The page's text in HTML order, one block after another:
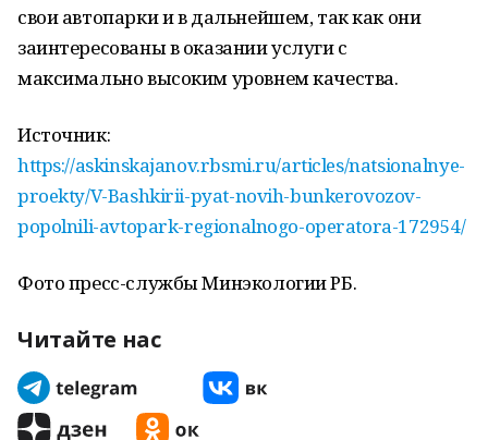
свои автопарки и в дальнейшем, так как они
заинтересованы в оказании услуги с
максимально высоким уровнем качества.
Источник:
https://askinskajanov.rbsmi.ru/articles/natsionalnye-
proekty/V-Bashkirii-pyat-novih-bunkerovozov-
popolnili-avtopark-regionalnogo-operatora-172954/
Фото пресс-службы Минэкологии РБ.
Читайте нас